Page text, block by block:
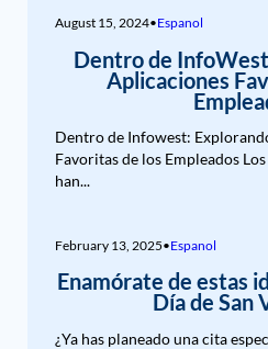
August 15, 2024•Espanol
Dentro de
Aplicaciones
Dentro de Infowest:
Favoritas de los Empleados
han...
February 13, 2025•Espanol
Enamórate de estas
Día de San
¿Ya has planeado una cita